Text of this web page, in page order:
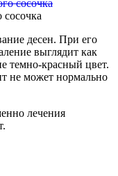
десен. При его
выглядит как
темно-красный цвет.
не может нормально
лечения